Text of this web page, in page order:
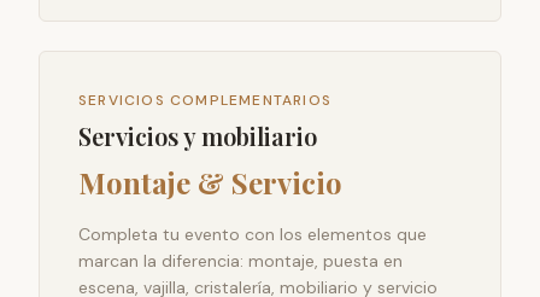
SERVICIOS COMPLEMENTARIOS
Servicios y mobiliario
Montaje & Servicio
Completa tu evento con los elementos que
marcan la diferencia: montaje, puesta en
escena, vajilla, cristalería, mobiliario y servicio